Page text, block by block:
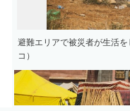
避難エリアで被災者が生活
コ）